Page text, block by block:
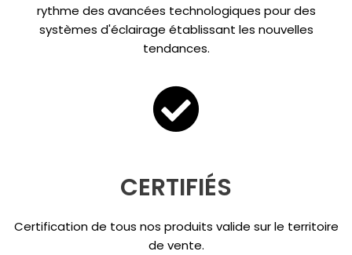
rythme des avancées technologiques pour des
systèmes d'éclairage établissant les nouvelles
tendances.
CERTIFIÉS
Certification de tous nos produits valide sur le territoire
de vente.